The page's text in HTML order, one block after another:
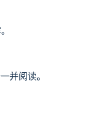
并阅读。